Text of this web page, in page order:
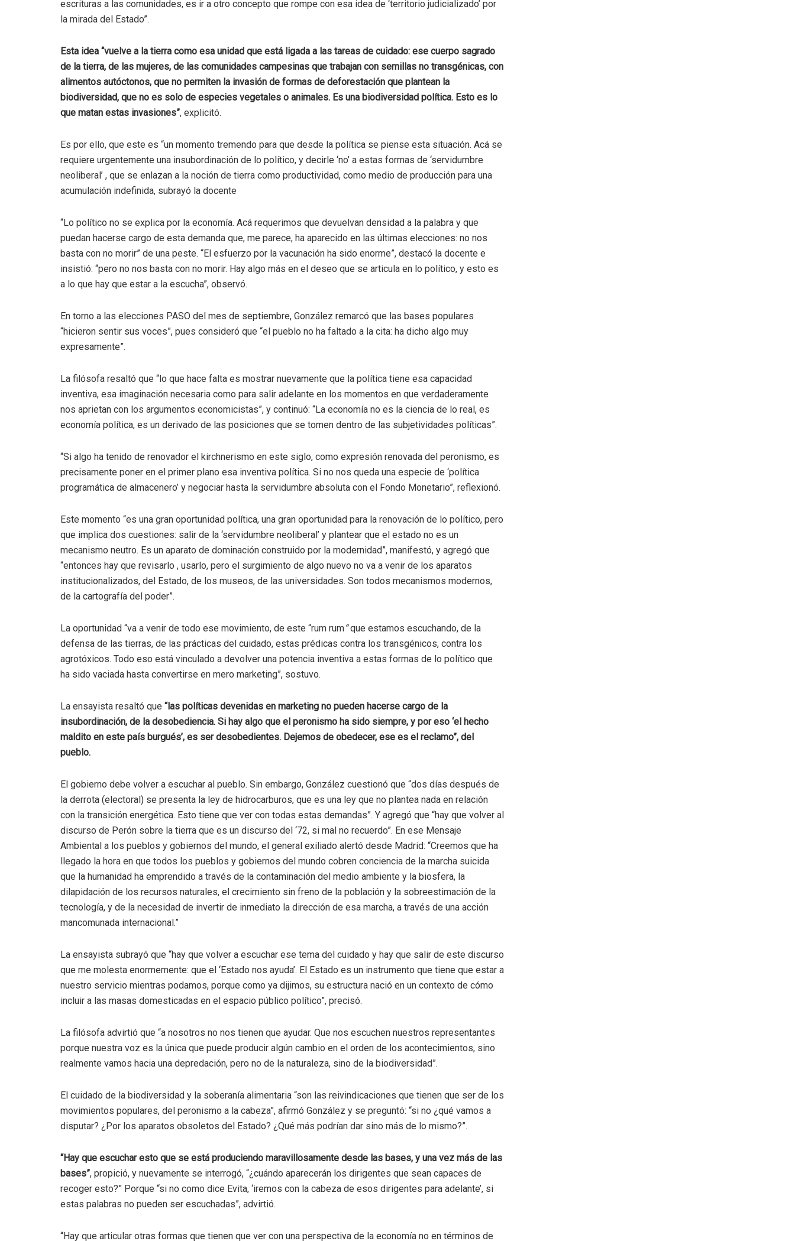
escrituras a las comunidades, es ir a otro concepto que rompe con esa idea de ‘territorio judicializado’ por
la mirada del Estado”.
Esta idea “vuelve a la tierra como esa unidad que está ligada a las tareas de cuidado: ese cuerpo sagrado
de la tierra, de las mujeres, de las comunidades campesinas que trabajan con semillas no transgénicas, con
alimentos autóctonos, que no permiten la invasión de formas de deforestación que plantean la
biodiversidad, que no es solo de especies vegetales o animales. Es una biodiversidad política. Esto es lo
que matan estas invasiones”, explicitó.
Es por ello, que este es “un momento tremendo para que desde la política se piense esta situación. Acá se
requiere urgentemente una insubordinación de lo político, y decirle ‘no’ a estas formas de ‘servidumbre
neoliberal’ , que se enlazan a la noción de tierra como productividad, como medio de producción para una
acumulación indefinida, subrayó la docente
“Lo político no se explica por la economía. Acá requerimos que devuelvan densidad a la palabra y que
puedan hacerse cargo de esta demanda que, me parece, ha aparecido en las últimas elecciones: no nos
basta con no morir” de una peste. “El esfuerzo por la vacunación ha sido enorme”, destacó la docente e
insistió: “pero no nos basta con no morir. Hay algo más en el deseo que se articula en lo político, y esto es
a lo que hay que estar a la escucha”, observó.
En torno a las elecciones PASO del mes de septiembre, González remarcó que las bases populares
“hicieron sentir sus voces”, pues consideró que “el pueblo no ha faltado a la cita: ha dicho algo muy
expresamente”.
La filósofa resaltó que “lo que hace falta es mostrar nuevamente que la política tiene esa capacidad
inventiva, esa imaginación necesaria como para salir adelante en los momentos en que verdaderamente
nos aprietan con los argumentos economicistas”, y continuó: “La economía no es la ciencia de lo real, es
economía política, es un derivado de las posiciones que se tomen dentro de las subjetividades políticas”.
“Si algo ha tenido de renovador el kirchnerismo en este siglo, como expresión renovada del peronismo, es
precisamente poner en el primer plano esa inventiva política. Si no nos queda una especie de ‘política
programática de almacenero’ y negociar hasta la servidumbre absoluta con el Fondo Monetario”, reflexionó.
Este momento “es una gran oportunidad política, una gran oportunidad para la renovación de lo político, pero
que implica dos cuestiones: salir de la ‘servidumbre neoliberal’ y plantear que el estado no es un
mecanismo neutro. Es un aparato de dominación construido por la modernidad”, manifestó, y agregó que
“entonces hay que revisarlo , usarlo, pero el surgimiento de algo nuevo no va a venir de los aparatos
institucionalizados, del Estado, de los museos, de las universidades. Son todos mecanismos modernos,
de la cartografía del poder”.
La oportunidad “va a venir de todo ese movimiento, de este “rum rum“que estamos escuchando, de la
defensa de las tierras, de las prácticas del cuidado, estas prédicas contra los transgénicos, contra los
agrotóxicos. Todo eso está vinculado a devolver una potencia inventiva a estas formas de lo político que
ha sido vaciada hasta convertirse en mero marketing”, sostuvo.
La ensayista resaltó que “las políticas devenidas en marketing no pueden hacerse cargo de la
insubordinación, de la desobediencia. Si hay algo que el peronismo ha sido siempre, y por eso ‘el hecho
maldito en este país burgués’, es ser desobedientes. Dejemos de obedecer, ese es el reclamo”, del
pueblo.
El gobierno debe volver a escuchar al pueblo. Sin embargo, González cuestionó que “dos días después de
la derrota (electoral) se presenta la ley de hidrocarburos, que es una ley que no plantea nada en relación
con la transición energética. Esto tiene que ver con todas estas demandas”. Y agregó que “hay que volver al
discurso de Perón sobre la tierra que es un discurso del ‘72, si mal no recuerdo”. En ese Mensaje
Ambiental a los pueblos y gobiernos del mundo, el general exiliado alertó desde Madrid: “Creemos que ha
llegado la hora en que todos los pueblos y gobiernos del mundo cobren conciencia de la marcha suicida
que la humanidad ha emprendido a través de la contaminación del medio ambiente y la biosfera, la
dilapidación de los recursos naturales, el crecimiento sin freno de la población y la sobreestimación de la
tecnología, y de la necesidad de invertir de inmediato la dirección de esa marcha, a través de una acción
mancomunada internacional.”
La ensayista subrayó que “hay que volver a escuchar ese tema del cuidado y hay que salir de este discurso
que me molesta enormemente: que el ‘Estado nos ayuda’. El Estado es un instrumento que tiene que estar a
nuestro servicio mientras podamos, porque como ya dijimos, su estructura nació en un contexto de cómo
incluir a las masas domesticadas en el espacio público político”, precisó.
La filósofa advirtió que “a nosotros no nos tienen que ayudar. Que nos escuchen nuestros representantes
porque nuestra voz es la única que puede producir algún cambio en el orden de los acontecimientos, sino
realmente vamos hacia una depredación, pero no de la naturaleza, sino de la biodiversidad”.
El cuidado de la biodiversidad y la soberanía alimentaria “son las reivindicaciones que tienen que ser de los
movimientos populares, del peronismo a la cabeza”, afirmó González y se preguntó: “si no ¿qué vamos a
disputar? ¿Por los aparatos obsoletos del Estado? ¿Qué más podrían dar sino más de lo mismo?”.
“Hay que escuchar esto que se está produciendo maravillosamente desde las bases, y una vez más de las
bases”, propició, y nuevamente se interrogó, “¿cuándo aparecerán los dirigentes que sean capaces de
recoger esto?” Porque “si no como dice Evita, ‘iremos con la cabeza de esos dirigentes para adelante’, si
estas palabras no pueden ser escuchadas”, advirtió.
“Hay que articular otras formas que tienen que ver con una perspectiva de la economía no en términos de